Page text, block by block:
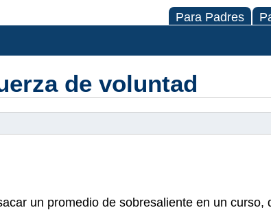
Para Padres
de voluntad
un promedio de sobresaliente en un curso,